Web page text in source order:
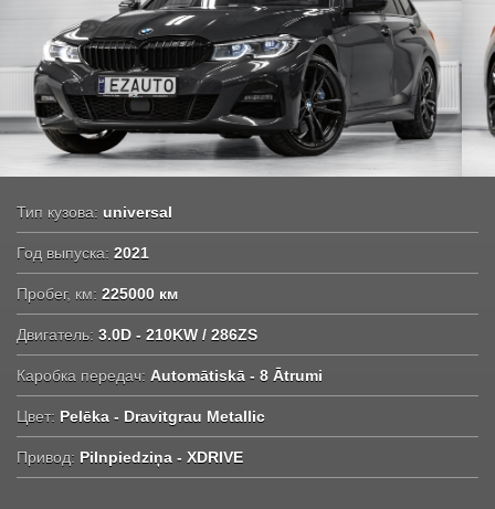
Тип кузова: universal
Год выпуска: 2021
Пробег, км: 225000 км
Двигатель: 3.0D - 210KW / 286ZS
Каробка передач: Automātiskā - 8 Ātrumi
Цвет: Pelēka - Dravitgrau Metallic
Привод: Pilnpiedziņa - XDRIVE